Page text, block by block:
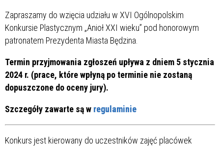
Zapraszamy do wzięcia udziału w XVI Ogólnopolskim
Konkursie Plastycznym „Anioł XXI wieku” pod honorowym
patronatem Prezydenta Miasta Będzina.
Termin przyjmowania zgłoszeń upływa z dniem 5 stycznia
2024 r. (prace, które wpłyną po terminie nie zostaną
dopuszczone do oceny jury).
Szczegóły zawarte są w regulaminie
Konkurs jest kierowany do uczestników zajęć placówek